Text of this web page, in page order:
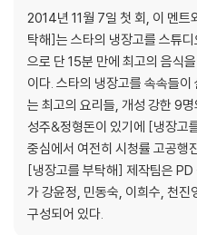
For덕
봉선아 시집 가자미
곤봉 (곤약봉골레)
보굴보굴
안심하드라고
삼고마비
치튀치튀뱅뱅
스푼파스타
김마삼
부드러어
2014년 11월 7일 첫 회, 이 멘
탁해]는 스타의 냉장고를 스튜
으로 단 15분 만에 최고의 음식
이다. 스타의 냉장고를 속속들
는 최고의 요리들, 개성 강한 9
성주&정형돈이 있기에 [냉장고
중심에서 여전히 시청률 고공행
[냉장고를 부탁해] 제작팀은
가 강윤정, 민동숙, 이희수, 천진
구성되어 있다.